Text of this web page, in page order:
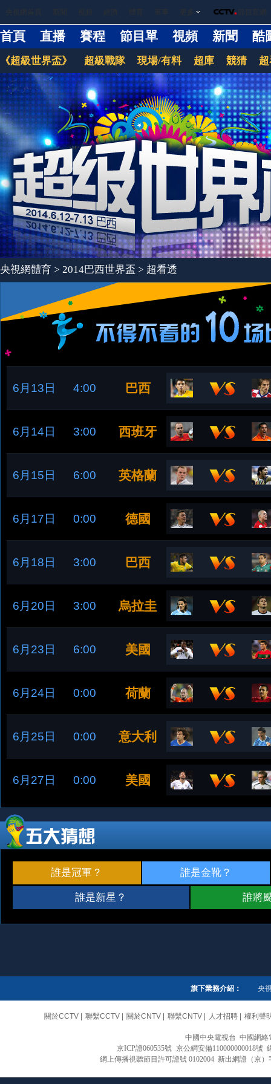
央視網首頁 視頻
首頁 直播 賽程 節目單 視頻 新聞 酷
《超級世界盃》 超級戰隊 現場/有料 超庫 競猜
央視網體育 > 2014巴西世界盃 > 超看透
6月13日 4:00 巴西
6月14日 3:00 西班牙
6月15日 6:00 英格蘭
6月17日 0:00 德國
6月18日 3:00 巴西
6月20日 3:00 烏拉圭
6月23日 6:00 美國
6月24日 0:00 荷蘭
6月25日 0:00 意大利
6月27日 0:00 美國
誰是冠軍？ 誰是金靴？
誰是新星？ 誰將
旗下業務介紹： 央
關於CCTV 聯繫CCTV 關於CNTV 聯繫CNTV 人才招聘 權利聲
中國中央電視台 中國網
京ICP證060535號 京公網安備110000000018號
網上傳播視聽節目許可證號 0102004 新出網證（京